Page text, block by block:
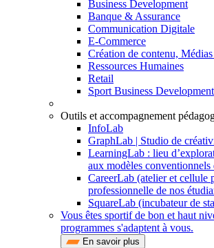
Business Development
Banque & Assurance
Communication Digitale
E-Commerce
Création de contenu,
Ressources Humaines
Retail
Sport Business Development
Outils et accompagnement
InfoLab
GraphLab | Studio de
LearningLab : lieu
aux modèles conventionnels
CareerLab (atelier et cellule
professionnelle de nos
SquareLab (incubateur de
Vous êtes sportif de bon et haut
programmes s'adaptent à vous.
En savoir plus